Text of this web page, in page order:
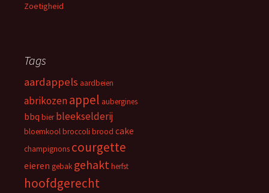
Zoetigheid
Tags
aardappels aardbeien
abrikozenappel aubergines
bbq bier bleekselderij
bloemkoolbroccoli brood cake
champignons courgette
eieren gebak gehaktherfst
hoofdgerecht